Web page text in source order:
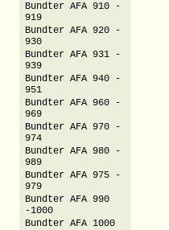
Bundter AFA 910 -
919
Bundter AFA 920 -
930
Bundter AFA 931 -
939
Bundter AFA 940 -
951
Bundter AFA 960 -
969
Bundter AFA 970 -
974
Bundter AFA 980 -
989
Bundter AFA 975 -
979
Bundter AFA 990
-1000
Bundter AFA 1000